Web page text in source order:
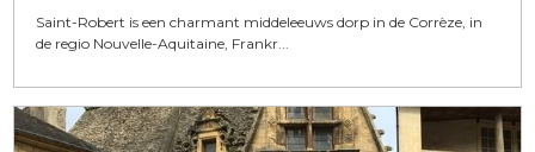
Saint-Robert is een charmant middeleeuws dorp in de Corrèze, in
de regio Nouvelle-Aquitaine, Frankr...